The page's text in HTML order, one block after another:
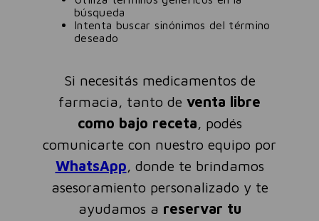
búsqueda
Intenta buscar sinónimos del término
deseado
Si necesitás medicamentos de
farmacia, tanto de venta libre
como bajo receta, podés
comunicarte con nuestro equipo por
WhatsApp, donde te brindamos
asesoramiento personalizado y te
ayudamos a reservar tu